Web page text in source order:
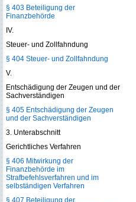
§ 403 Beteiligung der
Finanzbehörde
IV.
Steuer- und Zollfahndung
§ 404 Steuer- und Zollfahndung
V.
Entschädigung der Zeugen und der
Sachverständigen
§ 405 Entschädigung der Zeugen
und der Sachverständigen
3. Unterabschnitt
Gerichtliches Verfahren
§ 406 Mitwirkung der
Finanzbehörde im
Strafbefehlsverfahren und im
selbständigen Verfahren
§ 407 Beteiligung der